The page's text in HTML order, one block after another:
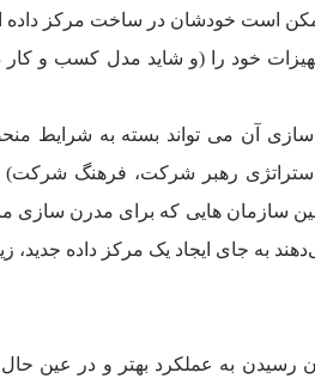
است خودشان در ساخت مرکز داده
خود را (و شاید مدل کسب و کار
آن می تواند بسته به شرایط
رهبر شرکت، فرهنگ شرکت)